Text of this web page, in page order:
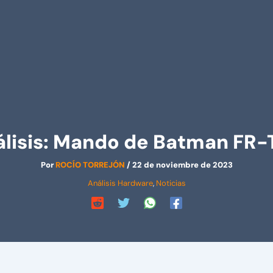
Mando de Batman FR-
PorROCÍO TORREJÓN /22 de noviembre de 2023
Análisis Hardware, Noticias